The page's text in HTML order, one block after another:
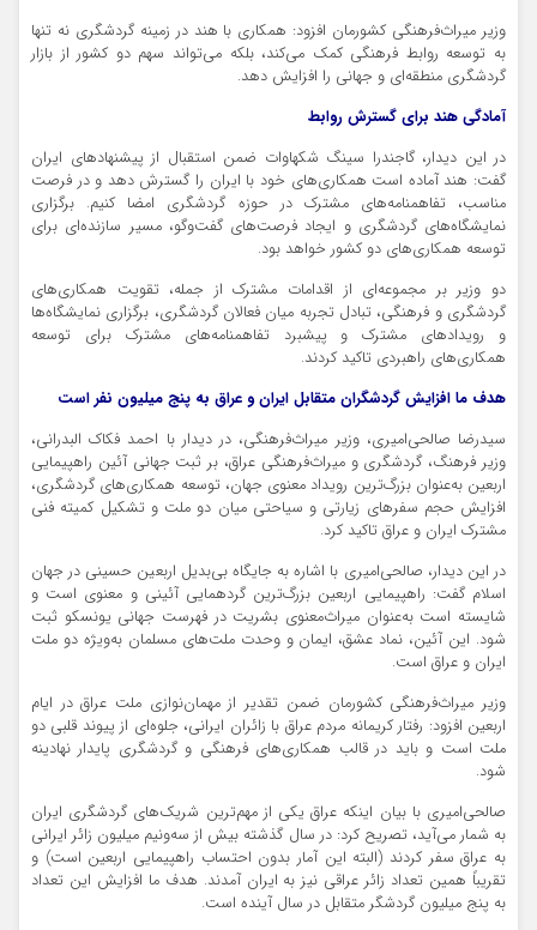
وزیر میراث‌فرهنگی کشورمان افزود: همکاری با هند در زمینه گردشگری نه تنها
به توسعه روابط فرهنگی کمک می‌کند، بلکه می‌تواند سهم دو کشور از بازار
گردشگری منطقه‌ای و جهانی را افزایش دهد.
آمادگی هند برای گسترش روابط
در این دیدار،گاجندرا سینگ شکهاوات ضمن استقبال از پیشنهادهای ایران
گفت: هند آماده است همکاری‌های خود با ایران را گسترش دهد و در فرصت
مناسب، تفاهمنامه‌های مشترک در حوزه گردشگری امضا کنیم. برگزاری
نمایشگاه‌های گردشگری و ایجاد فرصت‌های گفت‌وگو، مسیر سازنده‌ای برای
توسعه همکاری‌های دو کشور خواهد بود.
دو وزیر بر مجموعه‌ای از اقدامات مشترک از جمله، تقویت همکاری‌های
گردشگری و فرهنگی، تبادل تجربه میان فعالان گردشگری، برگزاری نمایشگاه‌ها
و رویدادهای مشترک و پیشبرد تفاهمنامه‌های مشترک برای توسعه
همکاری‌های راهبردی تاکید کردند.
هدف ما افزایش گردشگران متقابل ایران و عراق به پنج میلیون نفر است
سیدرضا صالحی‌امیری، وزیر میراث‌فرهنگی، در دیدار با احمد فکاک البدرانی،
وزیر فرهنگ، گردشگری و میراث‌فرهنگی عراق، بر ثبت جهانی آئین راهپیمایی
اربعین به‌عنوان بزرگ‌ترین رویداد معنوی جهان، توسعه همکاری‌های گردشگری،
افزایش حجم سفرهای زیارتی و سیاحتی میان دو ملت و تشکیل کمیته فنی
مشترک ایران و عراق تاکید کرد.
در این دیدار، صالحی‌امیری با اشاره به جایگاه بی‌بدیل اربعین حسینی در جهان
اسلام گفت: راهپیمایی اربعین بزرگ‌ترین گردهمایی آئینی و معنوی است و
شایسته است به‌عنوان میراث‌معنوی بشریت در فهرست جهانی یونسکو ثبت
شود. این آئین، نماد عشق، ایمان و وحدت ملت‌های مسلمان به‌ویژه دو ملت
ایران و عراق است.
وزیر میراث‌فرهنگی کشورمان ضمن تقدیر از مهمان‌نوازی ملت عراق در ایام
اربعین افزود: رفتار کریمانه مردم عراق با زائران ایرانی، جلوه‌ای از پیوند قلبی دو
ملت است و باید در قالب همکاری‌های فرهنگی و گردشگری پایدار نهادینه
شود.
صالحی‌امیری با بیان اینکه عراق یکی از مهم‌ترین شریک‌های گردشگری ایران
به شمار می‌آید، تصریح کرد: در سال گذشته بیش از سه‌ونیم میلیون زائر ایرانی
به عراق سفر کردند (البته این آمار بدون احتساب راهپیمایی اربعین است) و
تقریباً همین تعداد زائر عراقی نیز به ایران آمدند. هدف ما افزایش این تعداد
به پنج میلیون گردشگر متقابل در سال آینده است.